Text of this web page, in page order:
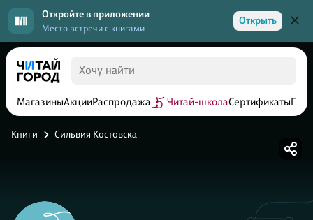
Откройте в приложении
Место встречи с книгами
Открыть
МагазиныАкцииРаспродажа Читай-школаСертификаты
Книги Сильвия Костовска